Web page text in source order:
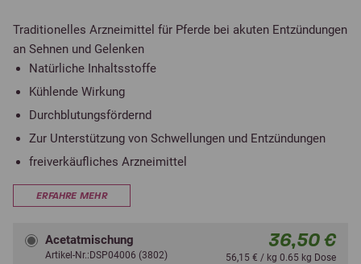
Traditionelles Arzneimittel für Pferde bei akuten Entzündungen
an Sehnen und Gelenken
Natürliche Inhaltsstoffe
Kühlende Wirkung
Durchblutungsfördernd
Zur Unterstützung von Schwellungen und Entzündungen
freiverkäufliches Arzneimittel
ERFAHRE MEHR
Acetatmischung
Artikel-Nr.:DSP04006 (3802)
36,50 €
56,15 € / kg 0.65 kg Dose